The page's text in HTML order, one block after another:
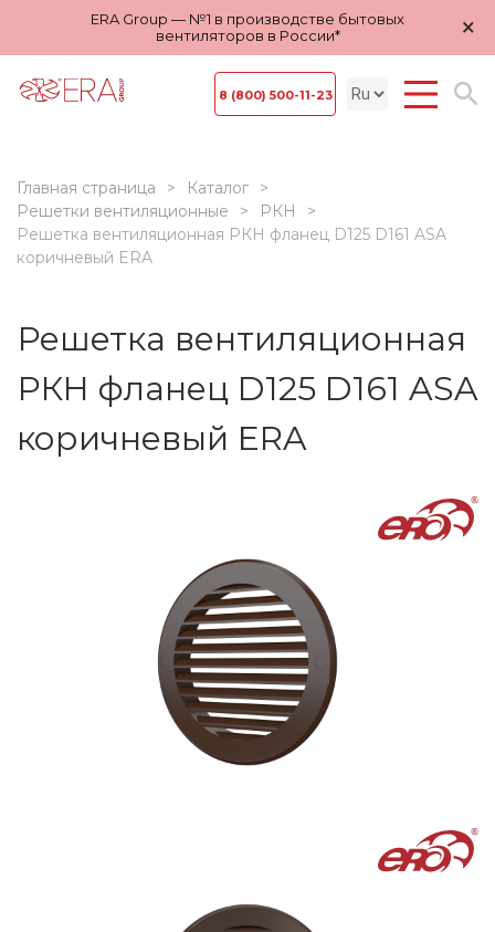
ERA Group — №1 в производстве бытовых
вентиляторов в России*
×
8 (800) 500-11-23
Главная страница
Каталог
Решетки вентиляционные
РКН
Решетка вентиляционная РКН фланец D125 D161 ASA
коричневый ERA
Решетка вентиляционная
РКН фланец D125 D161 ASA
коричневый ERA